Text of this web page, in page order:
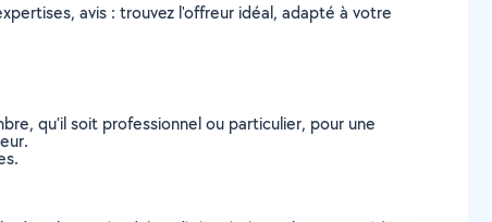
avis : trouvez l'offreur idéal, adapté à votre
qu’il soit professionnel ou particulier, pour une